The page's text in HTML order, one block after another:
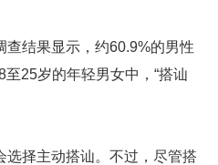
结果显示，约60.9%的男性
25岁的年轻男女中，“搭讪
择主动搭讪。不过，尽管搭